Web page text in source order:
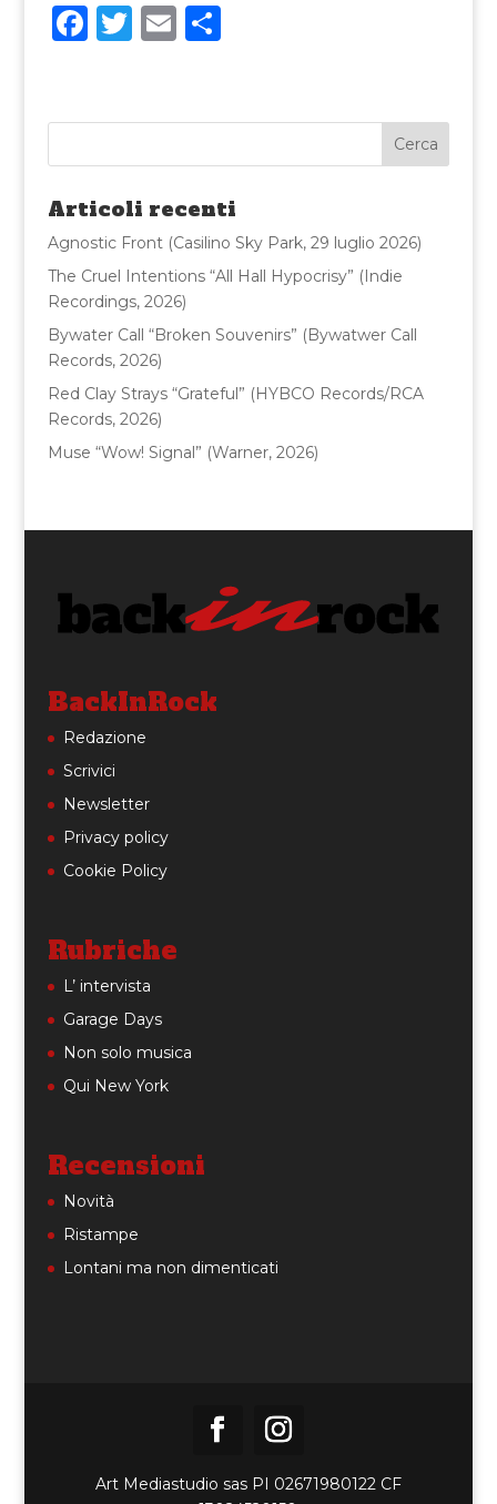
F
e
b
o
o
k
T
te
r
E
l
C
di
vi
di
Articoli recenti
Agnostic Front (Casilino Sky Park, 29 luglio 2026)
The Cruel Intentions “All Hall Hypocrisy” (Indie
Recordings, 2026)
Bywater Call “Broken Souvenirs” (Bywatwer Call
Records, 2026)
Red Clay Strays “Grateful” (HYBCO Records/RCA
Records, 2026)
Muse “Wow! Signal” (Warner, 2026)
BackInRock
Redazione
Scrivici
Newsletter
Privacy policy
Cookie Policy
Rubriche
L’ intervista
Garage Days
Non solo musica
Qui New York
Recensioni
Novità
Ristampe
Lontani ma non dimenticati
Art Mediastudio sas PI 02671980122 CF